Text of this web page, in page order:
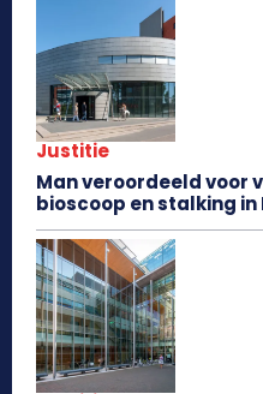
Justitie
Man veroordeeld voor
bioscoop en stalking